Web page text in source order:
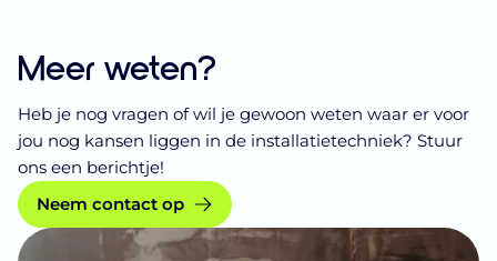
Meer weten?
Heb je nog vragen of wil je gewoon weten waar er voor
jou nog kansen liggen in de installatietechniek? Stuur
ons een berichtje!